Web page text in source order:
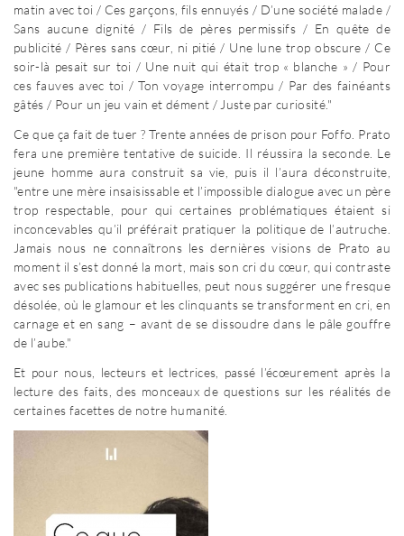
matin avec toi / Ces garçons, fils ennuyés / D’une société malade /
Sans aucune dignité / Fils de pères permissifs / En quête de
publicité / Pères sans cœur, ni pitié / Une lune trop obscure / Ce
soir-là pesait sur toi / Une nuit qui était trop « blanche » / Pour
ces fauves avec toi / Ton voyage interrompu / Par des fainéants
gâtés / Pour un jeu vain et dément / Juste par curiosité."
Ce que ça fait de tuer ? Trente années de prison pour Foffo. Prato
fera une première tentative de suicide. Il réussira la seconde. Le
jeune homme aura construit sa vie, puis il l’aura déconstruite,
"entre une mère insaisissable et l’impossible dialogue avec un père
trop respectable, pour qui certaines problématiques étaient si
inconcevables qu’il préférait pratiquer la politique de l’autruche.
Jamais nous ne connaîtrons les dernières visions de Prato au
moment il s’est donné la mort, mais son cri du cœur, qui contraste
avec ses publications habituelles, peut nous suggérer une fresque
désolée, où le glamour et les clinquants se transforment en cri, en
carnage et en sang – avant de se dissoudre dans le pâle gouffre
de l’aube."
Et pour nous, lecteurs et lectrices, passé l’écœurement après la
lecture des faits, des monceaux de questions sur les réalités de
certaines facettes de notre humanité.